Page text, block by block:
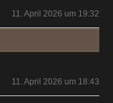
11. April 2026 um 19:32
11. April 2026 um 18:43